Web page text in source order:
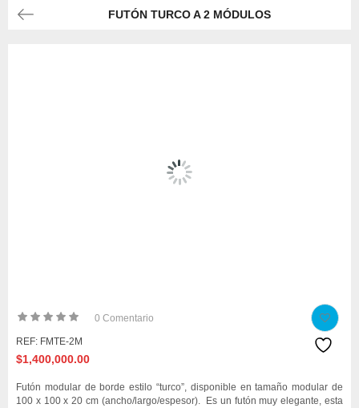
FUTÓN TURCO A 2 MÓDULOS
0 Comentario
REF: FMTE-2M
$1,400,000.00
Futón modular de borde estilo “turco”, disponible en tamaño modular de
100 x 100 x 20 cm (ancho/largo/espesor). Es un futón muy elegante, esta